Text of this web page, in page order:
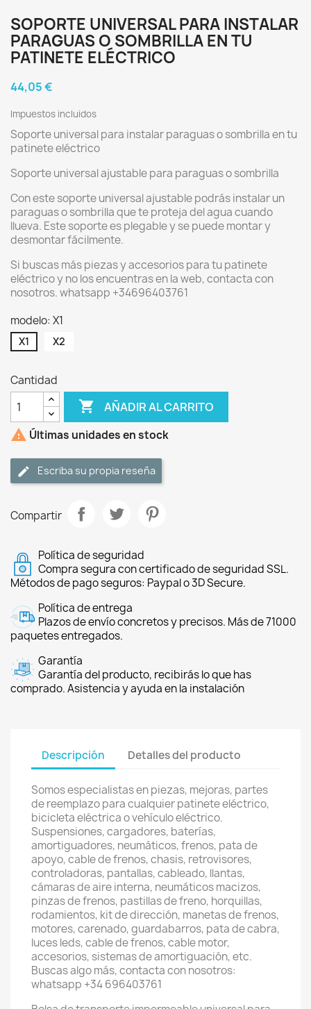
SOPORTE UNIVERSAL PARA INSTALAR
PARAGUAS O SOMBRILLA EN TU
PATINETE ELÉCTRICO
44,05 €
Impuestos incluidos
Soporte universal para instalar paraguas o sombrilla en tu
patinete eléctrico
Soporte universal ajustable para paraguas o sombrilla
Con este soporte universal ajustable podrás instalar un
paraguas o sombrilla que te proteja del agua cuando
llueva. Este soporte es plegable y se puede montar y
desmontar fácilmente.
Si buscas más piezas y accesorios para tu patinete
eléctrico y no los encuentras en la web, contacta con
nosotros. whatsapp +34696403761
modelo: X1
X1 X2
Cantidad
 AÑADIR AL CARRITO
 Últimas unidades en stock
Escriba su propia reseña
Compartir
Política de seguridad
Compra segura con certificado de seguridad SSL.
Métodos de pago seguros: Paypal o 3D Secure.
Política de entrega
Plazos de envío concretos y precisos. Más de 71000
paquetes entregados.
Garantía
Garantía del producto, recibirás lo que has
comprado. Asistencia y ayuda en la instalación
Descripción Detalles del producto
Somos especialistas en piezas, mejoras, partes
de reemplazo para cualquier patinete eléctrico,
bicicleta eléctrica o vehículo eléctrico.
Suspensiones, cargadores, baterías,
amortiguadores, neumáticos, frenos, pata de
apoyo, cable de frenos, chasis, retrovisores,
controladoras, pantallas, cableado, llantas,
cámaras de aire interna, neumáticos macizos,
pinzas de frenos, pastillas de freno, horquillas,
rodamientos, kit de dirección, manetas de frenos,
motores, carenado, guardabarros, pata de cabra,
luces leds, cable de frenos, cable motor,
accesorios, sistemas de amortiguación, etc.
Buscas algo más, contacta con nosotros:
whatsapp +34 696403761